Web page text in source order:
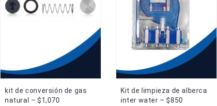
kit de conversión de gas
natural – $1,070
Kit de limpieza de alberca
inter water – $850